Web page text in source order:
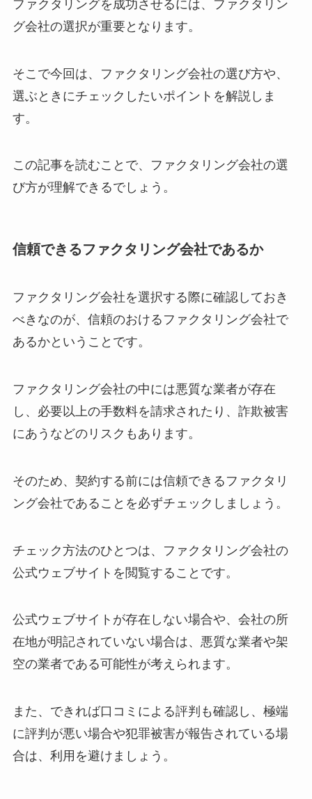
ファクタリングを成功させるには、ファクタリン
グ会社の選択が重要となります。
そこで今回は、ファクタリング会社の選び方や、
選ぶときにチェックしたいポイントを解説しま
す。
この記事を読むことで、ファクタリング会社の選
び方が理解できるでしょう。
信頼できるファクタリング会社であるか
ファクタリング会社を選択する際に確認しておき
べきなのが、信頼のおけるファクタリング会社で
あるかということです。
ファクタリング会社の中には悪質な業者が存在
し、必要以上の手数料を請求されたり、詐欺被害
にあうなどのリスクもあります。
そのため、契約する前には信頼できるファクタリ
ング会社であることを必ずチェックしましょう。
チェック方法のひとつは、ファクタリング会社の
公式ウェブサイトを閲覧することです。
公式ウェブサイトが存在しない場合や、会社の所
在地が明記されていない場合は、悪質な業者や架
空の業者である可能性が考えられます。
また、できれば口コミによる評判も確認し、極端
に評判が悪い場合や犯罪被害が報告されている場
合は、利用を避けましょう。